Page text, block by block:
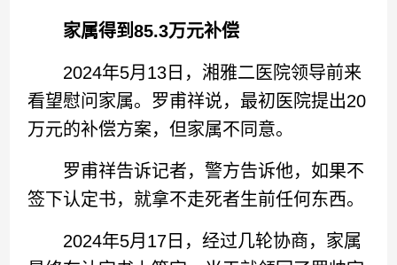
家属得到85.3万元补偿
2024年5月13日，湘雅二医院领导前来
看望慰问家属。罗甫祥说，最初医院提出20
万元的补偿方案，但家属不同意。
罗甫祥告诉记者，警方告诉他，如果不
签下认定书，就拿不走死者生前任何东西。
2024年5月17日，经过几轮协商，家属